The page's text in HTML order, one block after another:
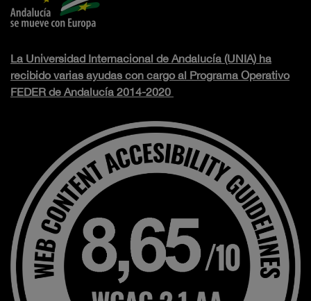
La Universidad Internacional de Andalucía (UNIA) ha
recibido varias ayudas con cargo al Programa Operativo
FEDER de Andalucía 2014-2020